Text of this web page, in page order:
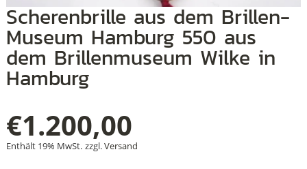
Scherenbrille aus dem Brillen-
Museum Hamburg 550 aus
dem Brillenmuseum Wilke in
Hamburg
€1.200,00
Enthält 19% MwSt. zzgl.Versand